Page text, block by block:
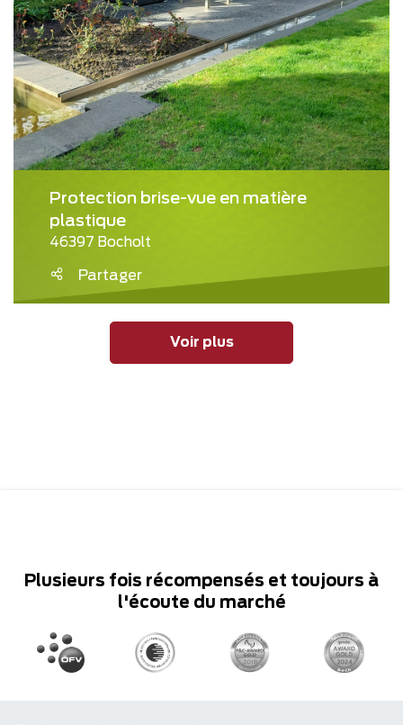
Protection brise-vue en matière
plastique
46397 Bocholt
Partager
Voir plus
Plusieurs fois récompensés et toujours à
l'écoute du marché